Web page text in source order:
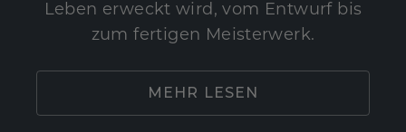
Leben erweckt wird, vom Entwurf bis
zum fertigen Meisterwerk.
MEHR LESEN